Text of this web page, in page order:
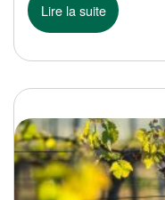
Lire la suite